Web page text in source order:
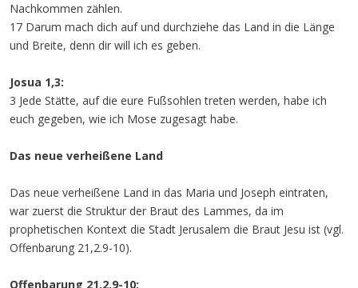
Nachkommen zählen.
17 Darum mach dich auf und durchziehe das Land in die Länge
und Breite, denn dir will ich es geben.
Josua 1,3:
3 Jede Stätte, auf die eure Fußsohlen treten werden, habe ich
euch gegeben, wie ich Mose zugesagt habe.
Das neue verheißene Land
Das neue verheißene Land in das Maria und Joseph eintraten,
war zuerst die Struktur der Braut des Lammes, da im
prophetischen Kontext die Stadt Jerusalem die Braut Jesu ist (vgl.
Offenbarung 21,2.9-10).
Offenbarung 21,2.9-10: